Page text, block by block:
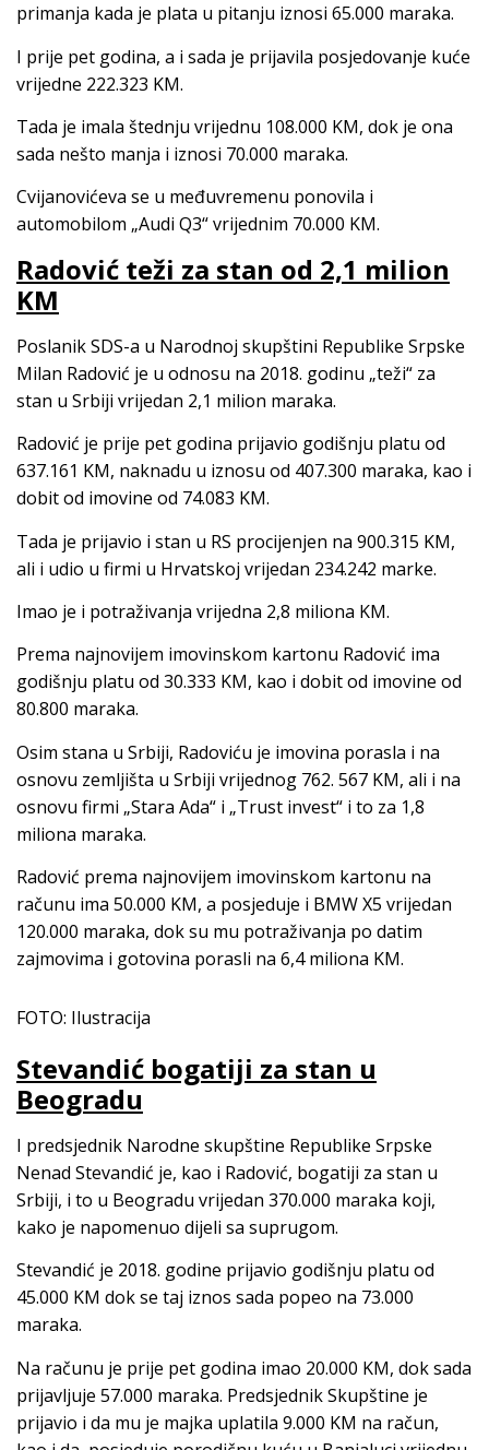
primanja kada je plata u pitanju iznosi 65.000 maraka.
I prije pet godina, a i sada je prijavila posjedovanje kuće
vrijedne 222.323 KM.
Tada je imala štednju vrijednu 108.000 KM, dok je ona
sada nešto manja i iznosi 70.000 maraka.
Cvijanovićeva se u međuvremenu ponovila i
automobilom „Audi Q3“ vrijednim 70.000 KM.
Radović teži za stan od 2,1 milion
KM
Poslanik SDS-a u Narodnoj skupštini Republike Srpske
Milan Radović je u odnosu na 2018. godinu „teži“ za
stan u Srbiji vrijedan 2,1 milion maraka.
Radović je prije pet godina prijavio godišnju platu od
637.161 KM, naknadu u iznosu od 407.300 maraka, kao i
dobit od imovine od 74.083 KM.
Tada je prijavio i stan u RS procijenjen na 900.315 KM,
ali i udio u firmi u Hrvatskoj vrijedan 234.242 marke.
Imao je i potraživanja vrijedna 2,8 miliona KM.
Prema najnovijem imovinskom kartonu Radović ima
godišnju platu od 30.333 KM, kao i dobit od imovine od
80.800 maraka.
Osim stana u Srbiji, Radoviću je imovina porasla i na
osnovu zemljišta u Srbiji vrijednog 762. 567 KM, ali i na
osnovu firmi „Stara Ada“ i „Trust invest“ i to za 1,8
miliona maraka.
Radović prema najnovijem imovinskom kartonu na
računu ima 50.000 KM, a posjeduje i BMW X5 vrijedan
120.000 maraka, dok su mu potraživanja po datim
zajmovima i gotovina porasli na 6,4 miliona KM.
FOTO: Ilustracija
Stevandić bogatiji za stan u
Beogradu
I predsjednik Narodne skupštine Republike Srpske
Nenad Stevandić je, kao i Radović, bogatiji za stan u
Srbiji, i to u Beogradu vrijedan 370.000 maraka koji,
kako je napomenuo dijeli sa suprugom.
Stevandić je 2018. godine prijavio godišnju platu od
45.000 KM dok se taj iznos sada popeo na 73.000
maraka.
Na računu je prije pet godina imao 20.000 KM, dok sada
prijavljuje 57.000 maraka. Predsjednik Skupštine je
prijavio i da mu je majka uplatila 9.000 KM na račun,